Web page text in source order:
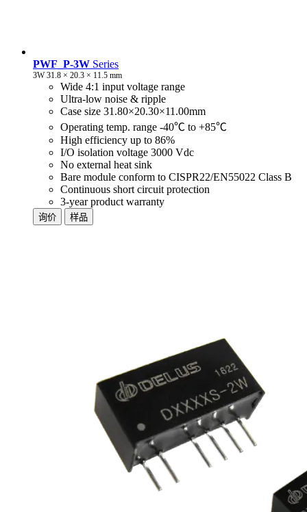
PWF_P-3W Series
3W 31.8 × 20.3 × 11.5 mm
Wide 4:1 input voltage range
Ultra-low noise & ripple
Case size 31.80×20.30×11.00mm
Operating temp. range -40℃ to +85℃
High efficiency up to 86%
I/O isolation voltage 3000 Vdc
No external heat sink
Bare module conform to CISPR22/EN55022 Class B
Continuous short circuit protection
3-year product warranty
询价 样品